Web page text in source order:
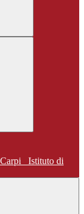
Istituto di